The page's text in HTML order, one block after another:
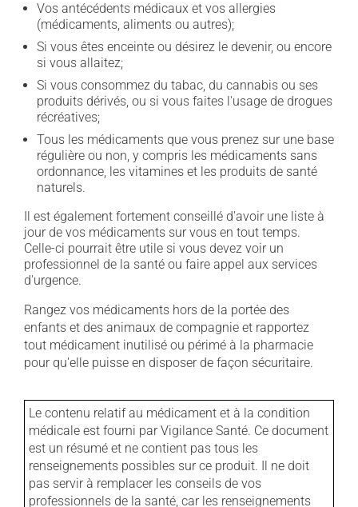
Vos antécédents médicaux et vos allergies
(médicaments, aliments ou autres);
Si vous êtes enceinte ou désirez le devenir, ou encore
si vous allaitez;
Si vous consommez du tabac, du cannabis ou ses
produits dérivés, ou si vous faites l'usage de drogues
récréatives;
Tous les médicaments que vous prenez sur une base
régulière ou non, y compris les médicaments sans
ordonnance, les vitamines et les produits de santé
naturels.
Il est également fortement conseillé d'avoir une liste à
jour de vos médicaments sur vous en tout temps.
Celle-ci pourrait être utile si vous devez voir un
professionnel de la santé ou faire appel aux services
d'urgence.
Rangez vos médicaments hors de la portée des
enfants et des animaux de compagnie et rapportez
tout médicament inutilisé ou périmé à la pharmacie
pour qu'elle puisse en disposer de façon sécuritaire.
Le contenu relatif au médicament et à la condition
médicale est fourni par Vigilance Santé. Ce document
est un résumé et ne contient pas tous les
renseignements possibles sur ce produit. Il ne doit
pas servir à remplacer les conseils de vos
professionnels de la santé, car les renseignements